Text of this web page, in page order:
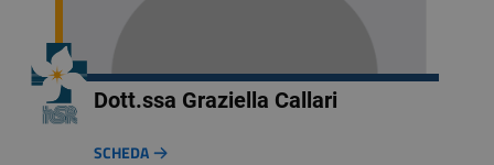
Dott.ssa Graziella Callari
SCHEDA